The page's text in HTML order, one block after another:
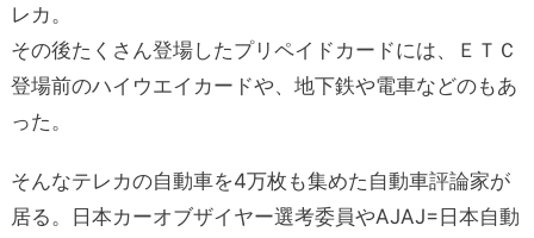
レカ。
その後たくさん登場したプリペイドカードには、ＥＴＣ
登場前のハイウエイカードや、地下鉄や電車などのもあ
った。
そんなテレカの自動車を4万枚も集めた自動車評論家が
居る。日本カーオブザイヤー選考委員やAJAJ=日本自動